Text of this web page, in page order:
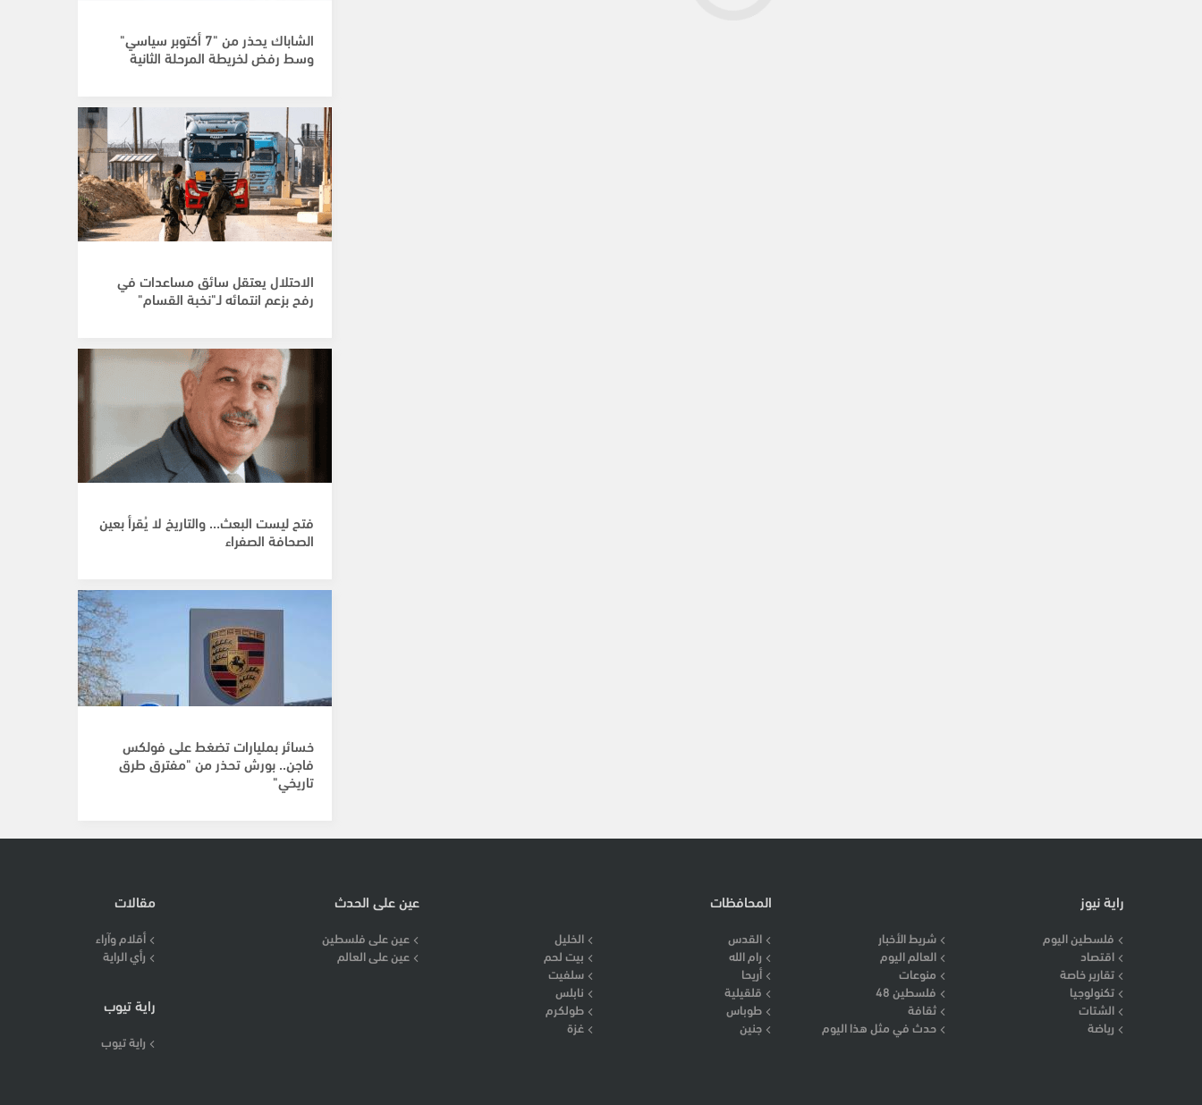
الشاباك يحذر من "7 أكتوبر سياسي"
وسط رفض لخريطة المرحلة الثانية
الاحتلال يعتقل سائق مساعدات في
رفح بزعم انتمائه لـ"نخبة القسام"
فتح ليست البعث… والتاريخ لا يُقرأ بعين
الصحافة الصفراء
خسائر بمليارات تضغط على فولكس
فاجن.. بورش تحذر من "مفترق طرق
تاريخي"
راية نيوز
فلسطين اليوم
شريط الأخبار
اقتصاد
العالم اليوم
تقارير خاصة
منوعات
تكنولوجيا
فلسطين 48
الشتات
ثقافة
رياضة
حدث في مثل هذا اليوم
المحافظات
القدس
الخليل
رام الله
بيت لحم
أريحا
سلفيت
قلقيلية
نابلس
طوباس
طولكرم
جنين
غزة
عين على الحدث
عين على فلسطين
عين على العالم
مقالات
أقلام وآراء
رأي الراية
راية تيوب
راية تيوب